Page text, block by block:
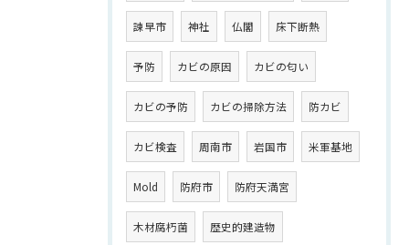
諫早市 神社 仏閣 床下断熱
予防 カビの原因 カビの匂い
カビの予防 カビの掃除方法 防カビ
カビ検査 周南市 岩国市 米軍基地
Mold 防府市 防府天満宮
木材腐朽菌 歴史的建造物